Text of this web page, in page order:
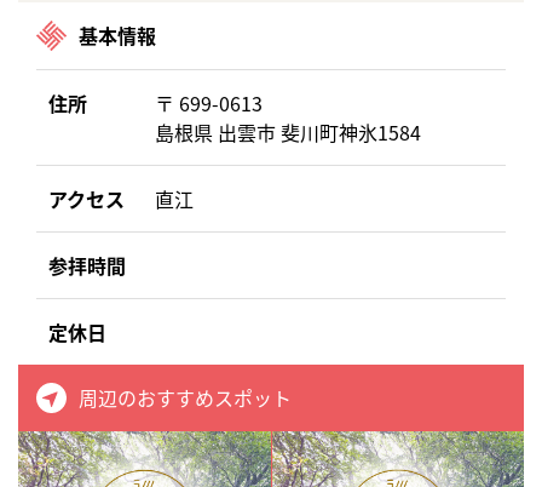
基本情報
住所
〒 699-0613
島根県 出雲市 斐川町神氷1584
アクセス 直江
参拝時間
定休日
周辺のおすすめスポット